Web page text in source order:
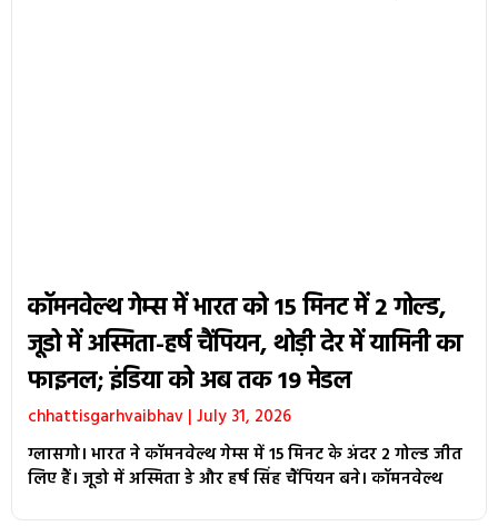
कॉमनवेल्थ गेम्स में भारत को 15 मिनट में 2 गोल्ड,
जूडो में अस्मिता-हर्ष चैंपियन, थोड़ी देर में यामिनी का
फाइनल; इंडिया को अब तक 19 मेडल
chhattisgarhvaibhav July 31, 2026
ग्लासगो। भारत ने कॉमनवेल्थ गेम्स में 15 मिनट के अंदर 2 गोल्ड जीत
लिए हैं। जूडो में अस्मिता डे और हर्ष सिंह चैंपियन बने। कॉमनवेल्थ